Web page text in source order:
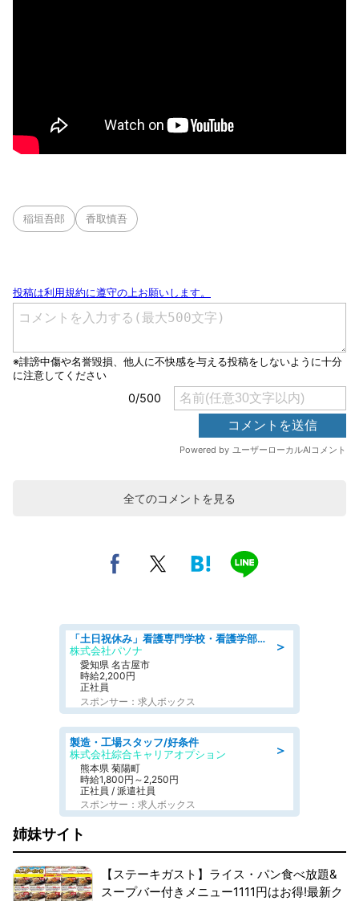
稲垣吾郎 香取慎吾
全てのコメントを見る
＞
「土日祝休み」看護専門学校・看護学部での教員業務/高時給/要資格:保健師、正看護師
株式会社パソナ
愛知県 名古屋市
時給2,200円
正社員
スポンサー：求人ボックス
＞
製造・工場スタッフ/好条件
株式会社綜合キャリアオプション
熊本県 菊陽町
時給1,800円～2,250円
正社員 / 派遣社員
スポンサー：求人ボックス
姉妹サイト
【ステーキガスト】ライス・パン食べ放題&
スープバー付きメニュー1111円はお得!最新ク